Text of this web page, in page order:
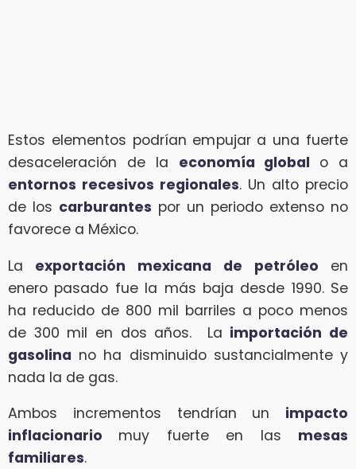
Estos elementos podrían empujar a una fuerte
desaceleración de la economía global o a
entornos recesivos regionales. Un alto precio
de los carburantes por un periodo extenso no
favorece a México.
La exportación mexicana de petróleo en
enero pasado fue la más baja desde 1990. Se
ha reducido de 800 mil barriles a poco menos
de 300 mil en dos años. La importación de
gasolina no ha disminuido sustancialmente y
nada la de gas.
Ambos incrementos tendrían un impacto
inflacionario muy fuerte en las mesas
familiares.